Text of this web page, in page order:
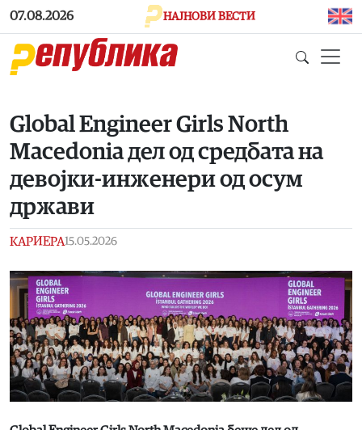
Skip to main content
07.08.2026 НАЈНОВИ ВЕСТИ
Global Engineer Girls North
Macedonia дел од средбата на
девојки-инженери од осум
држави
КАРИЕРА15.05.2026